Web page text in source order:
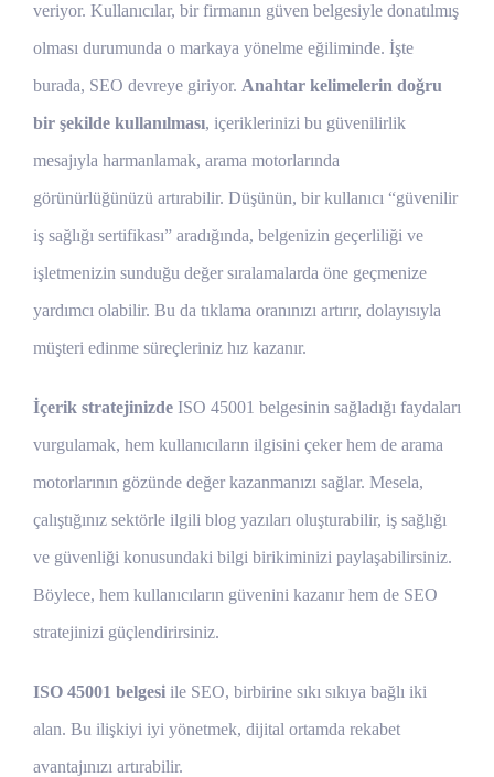
veriyor. Kullanıcılar, bir firmanın güven belgesiyle donatılmış
olması durumunda o markaya yönelme eğiliminde. İşte
burada, SEO devreye giriyor. Anahtar kelimelerin doğru
bir şekilde kullanılması, içeriklerinizi bu güvenilirlik
mesajıyla harmanlamak, arama motorlarında
görünürlüğünüzü artırabilir. Düşünün, bir kullanıcı “güvenilir
iş sağlığı sertifikası” aradığında, belgenizin geçerliliği ve
işletmenizin sunduğu değer sıralamalarda öne geçmenize
yardımcı olabilir. Bu da tıklama oranınızı artırır, dolayısıyla
müşteri edinme süreçleriniz hız kazanır.
İçerik stratejinizde ISO 45001 belgesinin sağladığı faydaları
vurgulamak, hem kullanıcıların ilgisini çeker hem de arama
motorlarının gözünde değer kazanmanızı sağlar. Mesela,
çalıştığınız sektörle ilgili blog yazıları oluşturabilir, iş sağlığı
ve güvenliği konusundaki bilgi birikiminizi paylaşabilirsiniz.
Böylece, hem kullanıcıların güvenini kazanır hem de SEO
stratejinizi güçlendirirsiniz.
ISO 45001 belgesi ile SEO, birbirine sıkı sıkıya bağlı iki
alan. Bu ilişkiyi iyi yönetmek, dijital ortamda rekabet
avantajınızı artırabilir.